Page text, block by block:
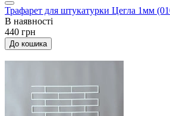
Трафарет для штукатурки Цегла 1мм
В наявності
440 грн
До кошика